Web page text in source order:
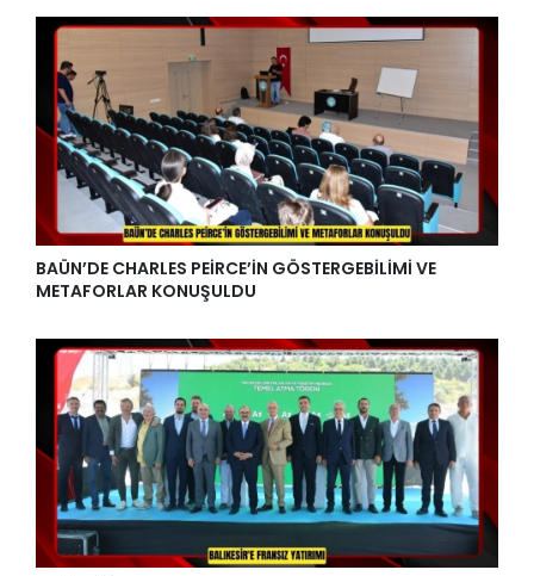
BAÜN’DE CHARLES PEİRCE’İN GÖSTERGEBİLİMİ VE
METAFORLAR KONUŞULDU